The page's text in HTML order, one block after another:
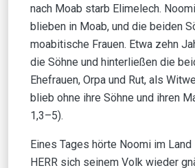
nach Moab starb Elimelech.
blieben in Moab, und die beiden
moabitische Frauen. Etwa zehn
die Söhne und hinterließen die
Ehefrauen, Orpa und Rut, als
blieb ohne ihre Söhne und ihren
1,3–5).
Eines Tages hörte Noomi im
HERR sich seinem Volk wieder